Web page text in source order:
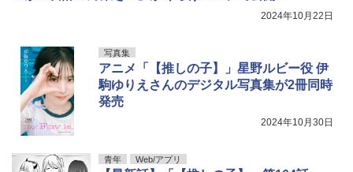
2024年10月22日
写真集
アニメ「【推しの子】」星野ルビー役 伊
駒ゆりえさんのデジタル写真集が2冊同時
発売
2024年10月30日
青年 Web/アプリ